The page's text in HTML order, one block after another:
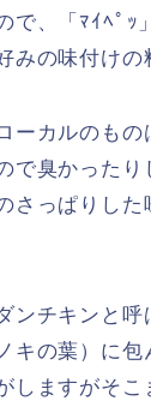
で、「ﾏｲﾍﾟｯ
みの味付けの
ーカルのもの
で臭かったり
さっぱりした
ンチキンと呼
キの葉）に包
しますがそこ